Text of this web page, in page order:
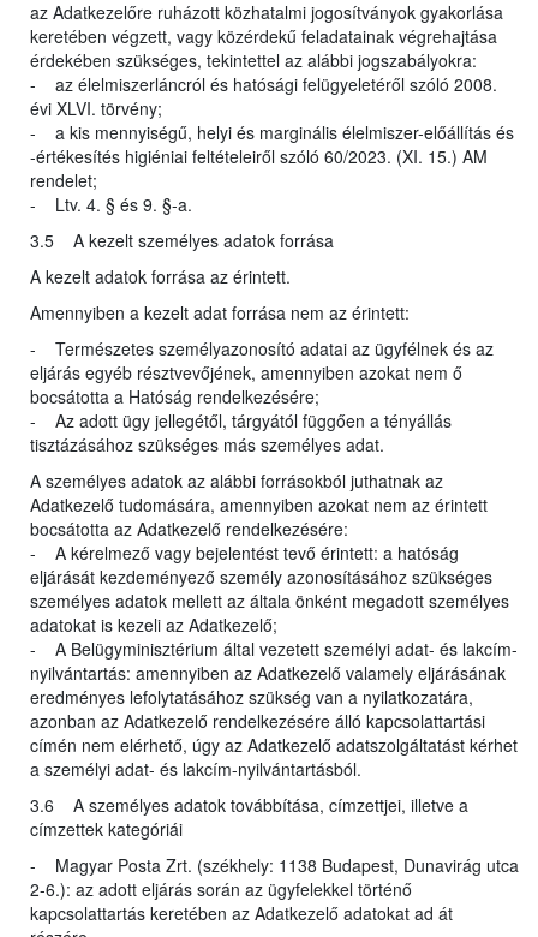
az Adatkezelőre ruházott közhatalmi jogosítványok gyakorlása
keretében végzett, vagy közérdekű feladatainak végrehajtása
érdekében szükséges, tekintettel az alábbi jogszabályokra:
- az élelmiszerláncról és hatósági felügyeletéről szóló 2008.
évi XLVI. törvény;
- a kis mennyiségű, helyi és marginális élelmiszer-előállítás és
-értékesítés higiéniai feltételeiről szóló 60/2023. (XI. 15.) AM
rendelet;
- Ltv. 4. § és 9. §-a.
3.5 A kezelt személyes adatok forrása
A kezelt adatok forrása az érintett.
Amennyiben a kezelt adat forrása nem az érintett:
- Természetes személyazonosító adatai az ügyfélnek és az
eljárás egyéb résztvevőjének, amennyiben azokat nem ő
bocsátotta a Hatóság rendelkezésére;
- Az adott ügy jellegétől, tárgyától függően a tényállás
tisztázásához szükséges más személyes adat.
A személyes adatok az alábbi forrásokból juthatnak az
Adatkezelő tudomására, amennyiben azokat nem az érintett
bocsátotta az Adatkezelő rendelkezésére:
- A kérelmező vagy bejelentést tevő érintett: a hatóság
eljárását kezdeményező személy azonosításához szükséges
személyes adatok mellett az általa önként megadott személyes
adatokat is kezeli az Adatkezelő;
- A Belügyminisztérium által vezetett személyi adat- és lakcím-
nyilvántartás: amennyiben az Adatkezelő valamely eljárásának
eredményes lefolytatásához szükség van a nyilatkozatára,
azonban az Adatkezelő rendelkezésére álló kapcsolattartási
címén nem elérhető, úgy az Adatkezelő adatszolgáltatást kérhet
a személyi adat- és lakcím-nyilvántartásból.
3.6 A személyes adatok továbbítása, címzettjei, illetve a
címzettek kategóriái
- Magyar Posta Zrt. (székhely: 1138 Budapest, Dunavirág utca
2-6.): az adott eljárás során az ügyfelekkel történő
kapcsolattartás keretében az Adatkezelő adatokat ad át